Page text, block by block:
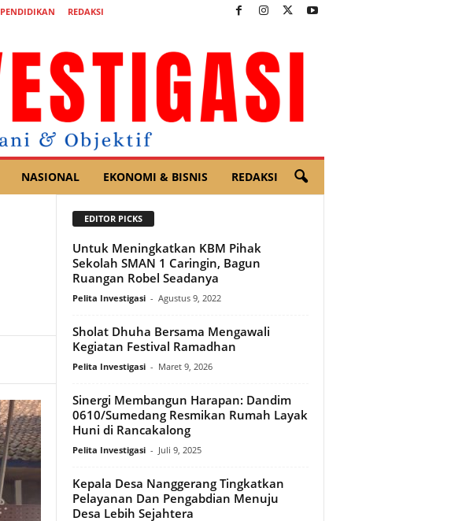
PENDIDIKAN REDAKSI
NASIONAL EKONOMI & BISNIS REDAKSI
EDITOR PICKS
Untuk Meningkatkan KBM Pihak
Sekolah SMAN 1 Caringin, Bagun
Ruangan Robel Seadanya
Pelita Investigasi - Agustus 9, 2022
Sholat Dhuha Bersama Mengawali
Kegiatan Festival Ramadhan
Pelita Investigasi - Maret 9, 2026
Sinergi Membangun Harapan: Dandim
0610/Sumedang Resmikan Rumah Layak
Huni di Rancakalong
Pelita Investigasi - Juli 9, 2025
Kepala Desa Nanggerang Tingkatkan
Pelayanan Dan Pengabdian Menuju
Desa Lebih Sejahtera